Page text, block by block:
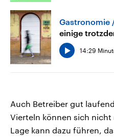
Gastronomie
einige
14:29
Auch Betreiber gut
Vierteln können sich
Lage kann dazu führen,